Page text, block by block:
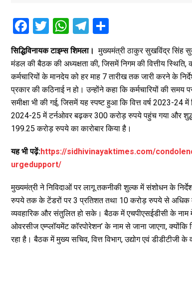
F
a
ce
b
o
o
k
T
tt
er
W
h
at
s
A
p
p
T
e
gr
a
m
h
ar
e
सिद्धिविनायक टाइम्स शिमला। मुख्यमंत्री ठाकुर सुखविंद्र सिंह
मंडल की बैठक की अध्यक्षता की, जिसमें निगम की वित्तीय
कर्मचारियों के मानदेय को हर माह 7 तारीख तक जारी करने के
प्रकार की कठिनाई न हो। उन्होंने कहा कि कर्मचारियों की
समीक्षा भी की गई, जिसमें यह स्पष्ट हुआ कि वित्त वर्ष 2023-24
2024-25 में टर्नओवर बढ़कर 300 करोड़ रुपये पहुंच गया और शुद्ध
199.25 करोड़ रुपये का कारोबार किया है।
यह भी पढ़ें:https://sidhivinayaktimes.com/
urgedupport/
मुख्यमंत्री ने निविदाओं पर लागू तकनीकी शुल्क में संशोधन के
रुपये तक के टेंडरों पर 3 प्रतिशत तथा 10 करोड़ रुपये से अधिक
व्यवहारिक और संतुलित हो सके। बैठक में एचपीएसईडीसी के नाम में
ओवरसीज एम्प्लॉयमेंट कॉरपोरेशन’ के नाम से जाना जाएगा,
रहा है। बैठक में मुख्य सचिव, वित्त विभाग, उद्योग एवं डीडीटीजी